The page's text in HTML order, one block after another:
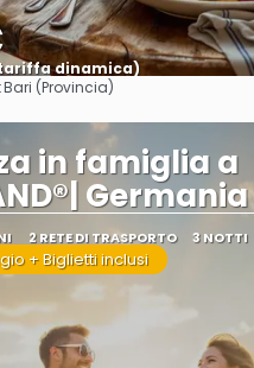
dinamica)
Vedere di più
Bari (Provincia)
in famiglia a
Germania
2 RETE DI TRASPORTO 3 NOTTI
+ Biglietti inclusi